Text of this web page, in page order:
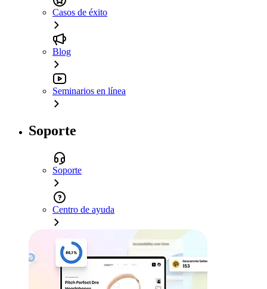
Casos de éxito
Blog
Seminarios en línea
Soporte
Soporte
Centro de ayuda